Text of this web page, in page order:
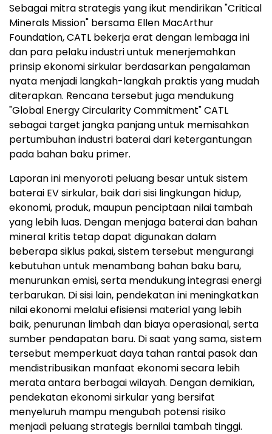
Sebagai mitra strategis yang ikut mendirikan "Critical
Minerals Mission" bersama Ellen MacArthur
Foundation, CATL bekerja erat dengan lembaga ini
dan para pelaku industri untuk menerjemahkan
prinsip ekonomi sirkular berdasarkan pengalaman
nyata menjadi langkah-langkah praktis yang mudah
diterapkan. Rencana tersebut juga mendukung
"Global Energy Circularity Commitment" CATL
sebagai target jangka panjang untuk memisahkan
pertumbuhan industri baterai dari ketergantungan
pada bahan baku primer.
Laporan ini menyoroti peluang besar untuk sistem
baterai EV sirkular, baik dari sisi lingkungan hidup,
ekonomi, produk, maupun penciptaan nilai tambah
yang lebih luas. Dengan menjaga baterai dan bahan
mineral kritis tetap dapat digunakan dalam
beberapa siklus pakai, sistem tersebut mengurangi
kebutuhan untuk menambang bahan baku baru,
menurunkan emisi, serta mendukung integrasi energi
terbarukan. Di sisi lain, pendekatan ini meningkatkan
nilai ekonomi melalui efisiensi material yang lebih
baik, penurunan limbah dan biaya operasional, serta
sumber pendapatan baru. Di saat yang sama, sistem
tersebut memperkuat daya tahan rantai pasok dan
mendistribusikan manfaat ekonomi secara lebih
merata antara berbagai wilayah. Dengan demikian,
pendekatan ekonomi sirkular yang bersifat
menyeluruh mampu mengubah potensi risiko
menjadi peluang strategis bernilai tambah tinggi.